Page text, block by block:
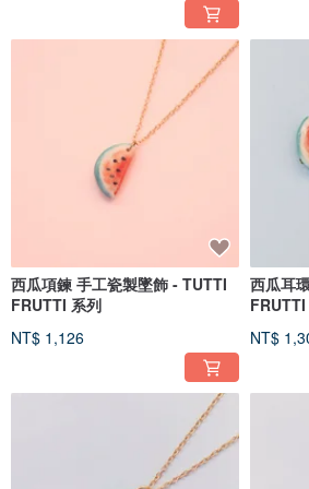
西瓜項鍊 手工瓷製墜飾 - TUTTI
FRUTTI 系列
NT$ 1,126
西瓜耳環 手工陶瓷飾品 -
NT$